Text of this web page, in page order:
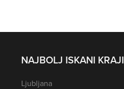
NAJBOLJ ISKANI KRAJI
Ljubljana